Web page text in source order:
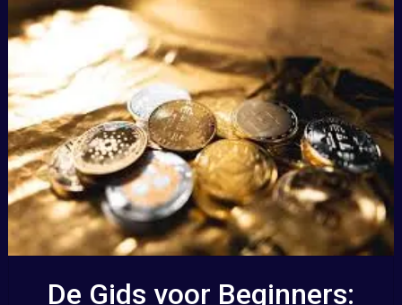
De Gids voor Beginners: